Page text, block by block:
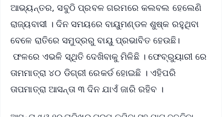
ଆଭ୍ୟନ୍ତର, ସବୁଠି ପ୍ରବଳ ଗରମରେ କଲବଲ ହେଲେଣି
ରାଜ୍ୟବାସୀ । ଦିନ ସମୟରେ ବାୟୁମଣ୍ଡଳ ଶୁଷ୍କ ରହୁଥିବା
ବେଳେ ରାତିରେ ସମୁଦ୍ରରୁ ବାୟୁ ପ୍ରଭାବିତ ହେଉଛି।
ଫଳରେ ଏଭଳି ସ୍ଥିତି ଦେଖିବାକୁ ମିଳିଛି । ଫେବ୍ରୁୟାରୀ ରେ
ତାମମାତ୍ରା ୪୦ ଡିଗ୍ରୀ ରେକର୍ଡ ହୋଇଛି । ଏହିପରି
ତାପମାତ୍ରା ଆସନ୍ତା ୩ ଦିନ ଯାଏଁ ଜାରି ରହିବ ।